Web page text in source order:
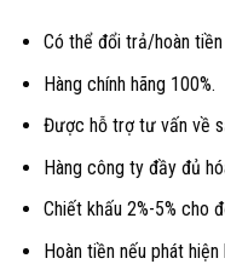
Có thể đổi trả/hoàn
Hàng chính hãng 100%.
Được hỗ trợ tư vấn về
Hàng công ty đầy đủ
Chiết khấu 2%-5% cho
Hoàn tiền nếu phát